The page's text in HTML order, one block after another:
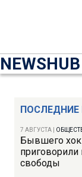
NEWSHUB
7 АВГУСТА
Бывшего
свободы